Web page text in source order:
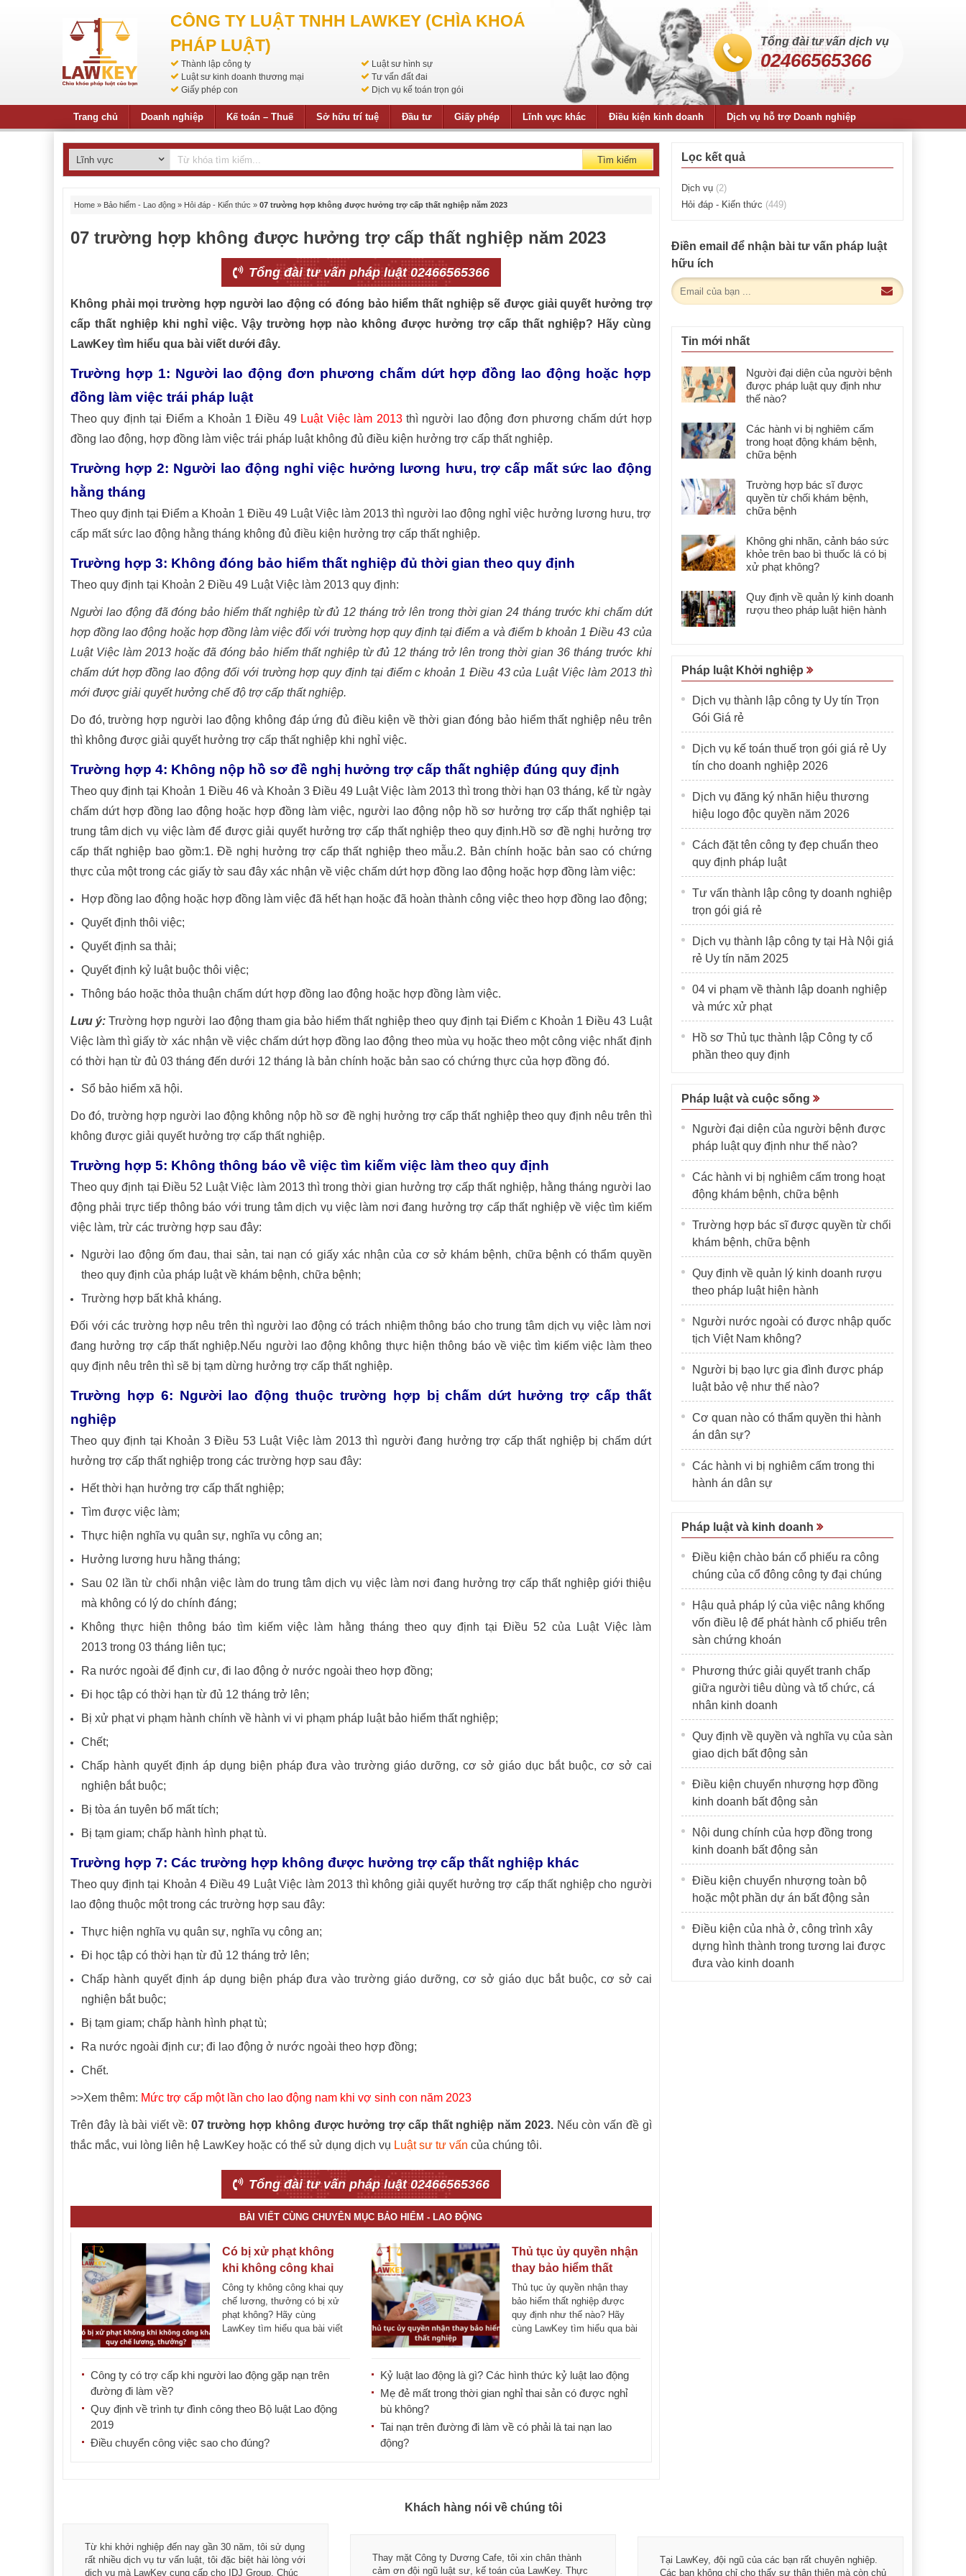
CÔNG TY LUẬT TNHH LAWKEY (CHÌA KHOÁ
PHÁP LUẬT)
Thành lập công ty
Luật sư hình sự
Luật sư kinh doanh thương mại
Tư vấn đất đai
Giấy phép con
Dịch vụ kế toán trọn gói
Tổng đài tư vấn dịch vụ
02466565366
Trang chủ Doanh nghiệp Kế toán – Thuế Sở hữu trí tuệ Đầu tư Giấy phép Lĩnh vực khác Điều kiện kinh doanh Dịch vụ hỗ trợ Doanh nghiệp
Tìm kiếm
Home » Bảo hiểm - Lao động » Hỏi đáp - Kiến thức » 07 trường hợp không được hưởng trợ cấp thất nghiệp năm 2023
07 trường hợp không được hưởng trợ cấp thất nghiệp năm 2023
Tổng đài tư vấn pháp luật 02466565366
Không phải mọi trường hợp người lao động có đóng bảo hiểm thất nghiệp sẽ được giải quyết hưởng trợ
cấp thất nghiệp khi nghỉ việc. Vậy trường hợp nào không được hưởng trợ cấp thất nghiệp? Hãy cùng
LawKey tìm hiểu qua bài viết dưới đây.
Trường hợp 1: Người lao động đơn phương chấm dứt hợp đồng lao động hoặc hợp
đồng làm việc trái pháp luật
Theo quy định tại Điểm a Khoản 1 Điều 49 Luật Việc làm 2013thì người lao động đơn phương chấm dứt hợp
đồng lao động, hợp đồng làm việc trái pháp luật không đủ điều kiện hưởng trợ cấp thất nghiệp.
Trường hợp 2: Người lao động nghỉ việc hưởng lương hưu, trợ cấp mất sức lao động
hằng tháng
Theo quy định tại Điểm a Khoản 1 Điều 49 Luật Việc làm 2013 thì người lao động nghỉ việc hưởng lương hưu, trợ
cấp mất sức lao động hằng tháng không đủ điều kiện hưởng trợ cấp thất nghiệp.
Trường hợp 3: Không đóng bảo hiểm thất nghiệp đủ thời gian theo quy định
Theo quy định tại Khoản 2 Điều 49 Luật Việc làm 2013 quy định:
Người lao động đã đóng bảo hiểm thất nghiệp từ đủ 12 tháng trở lên trong thời gian 24 tháng trước khi chấm dứt
hợp đồng lao động hoặc hợp đồng làm việc đối với trường hợp quy định tại điểm a và điểm b khoản 1 Điều 43 của
Luật Việc làm 2013 hoặc đã đóng bảo hiểm thất nghiệp từ đủ 12 tháng trở lên trong thời gian 36 tháng trước khi
chấm dứt hợp đồng lao động đối với trường hợp quy định tại điểm c khoản 1 Điều 43 của Luật Việc làm 2013 thì
mới được giải quyết hưởng chế độ trợ cấp thất nghiệp.
Do đó, trường hợp người lao động không đáp ứng đủ điều kiện về thời gian đóng bảo hiểm thất nghiệp nêu trên
thì không được giải quyết hưởng trợ cấp thất nghiệp khi nghỉ việc.
Trường hợp 4: Không nộp hồ sơ đề nghị hưởng trợ cấp thất nghiệp đúng quy định
Theo quy định tại Khoản 1 Điều 46 và Khoản 3 Điều 49 Luật Việc làm 2013 thì trong thời hạn 03 tháng, kể từ ngày
chấm dứt hợp đồng lao động hoặc hợp đồng làm việc, người lao động nộp hồ sơ hưởng trợ cấp thất nghiệp tại
trung tâm dịch vụ việc làm để được giải quyết hưởng trợ cấp thất nghiệp theo quy định.Hồ sơ đề nghị hưởng trợ
cấp thất nghiệp bao gồm:1. Đề nghị hưởng trợ cấp thất nghiệp theo mẫu.2. Bản chính hoặc bản sao có chứng
thực của một trong các giấy tờ sau đây xác nhận về việc chấm dứt hợp đồng lao động hoặc hợp đồng làm việc:
Hợp đồng lao động hoặc hợp đồng làm việc đã hết hạn hoặc đã hoàn thành công việc theo hợp đồng lao động;
Quyết định thôi việc;
Quyết định sa thải;
Quyết định kỷ luật buộc thôi việc;
Thông báo hoặc thỏa thuận chấm dứt hợp đồng lao động hoặc hợp đồng làm việc.
Lưu ý: Trường hợp người lao động tham gia bảo hiểm thất nghiệp theo quy định tại Điểm c Khoản 1 Điều 43 Luật
Việc làm thì giấy tờ xác nhận về việc chấm dứt hợp đồng lao động theo mùa vụ hoặc theo một công việc nhất định
có thời hạn từ đủ 03 tháng đến dưới 12 tháng là bản chính hoặc bản sao có chứng thực của hợp đồng đó.
Sổ bảo hiểm xã hội.
Do đó, trường hợp người lao động không nộp hồ sơ đề nghị hưởng trợ cấp thất nghiệp theo quy định nêu trên thì
không được giải quyết hưởng trợ cấp thất nghiệp.
Trường hợp 5: Không thông báo về việc tìm kiếm việc làm theo quy định
Theo quy định tại Điều 52 Luật Việc làm 2013 thì trong thời gian hưởng trợ cấp thất nghiệp, hằng tháng người lao
động phải trực tiếp thông báo với trung tâm dịch vụ việc làm nơi đang hưởng trợ cấp thất nghiệp về việc tìm kiếm
việc làm, trừ các trường hợp sau đây:
Người lao động ốm đau, thai sản, tai nạn có giấy xác nhận của cơ sở khám bệnh, chữa bệnh có thẩm quyền
theo quy định của pháp luật về khám bệnh, chữa bệnh;
Trường hợp bất khả kháng.
Đối với các trường hợp nêu trên thì người lao động có trách nhiệm thông báo cho trung tâm dịch vụ việc làm nơi
đang hưởng trợ cấp thất nghiệp.Nếu người lao động không thực hiện thông báo về việc tìm kiếm việc làm theo
quy định nêu trên thì sẽ bị tạm dừng hưởng trợ cấp thất nghiệp.
Trường hợp 6: Người lao động thuộc trường hợp bị chấm dứt hưởng trợ cấp thất
nghiệp
Theo quy định tại Khoản 3 Điều 53 Luật Việc làm 2013 thì người đang hưởng trợ cấp thất nghiệp bị chấm dứt
hưởng trợ cấp thất nghiệp trong các trường hợp sau đây:
Hết thời hạn hưởng trợ cấp thất nghiệp;
Tìm được việc làm;
Thực hiện nghĩa vụ quân sự, nghĩa vụ công an;
Hưởng lương hưu hằng tháng;
Sau 02 lần từ chối nhận việc làm do trung tâm dịch vụ việc làm nơi đang hưởng trợ cấp thất nghiệp giới thiệu
mà không có lý do chính đáng;
Không thực hiện thông báo tìm kiếm việc làm hằng tháng theo quy định tại Điều 52 của Luật Việc làm
2013 trong 03 tháng liên tục;
Ra nước ngoài để định cư, đi lao động ở nước ngoài theo hợp đồng;
Đi học tập có thời hạn từ đủ 12 tháng trở lên;
Bị xử phạt vi phạm hành chính về hành vi vi phạm pháp luật bảo hiểm thất nghiệp;
Chết;
Chấp hành quyết định áp dụng biện pháp đưa vào trường giáo dưỡng, cơ sở giáo dục bắt buộc, cơ sở cai
nghiện bắt buộc;
Bị tòa án tuyên bố mất tích;
Bị tạm giam; chấp hành hình phạt tù.
Trường hợp 7: Các trường hợp không được hưởng trợ cấp thất nghiệp khác
Theo quy định tại Khoản 4 Điều 49 Luật Việc làm 2013 thì không giải quyết hưởng trợ cấp thất nghiệp cho người
lao động thuộc một trong các trường hợp sau đây:
Thực hiện nghĩa vụ quân sự, nghĩa vụ công an;
Đi học tập có thời hạn từ đủ 12 tháng trở lên;
Chấp hành quyết định áp dụng biện pháp đưa vào trường giáo dưỡng, cơ sở giáo dục bắt buộc, cơ sở cai
nghiện bắt buộc;
Bị tạm giam; chấp hành hình phạt tù;
Ra nước ngoài định cư; đi lao động ở nước ngoài theo hợp đồng;
Chết.
>>Xem thêm: Mức trợ cấp một lần cho lao động nam khi vợ sinh con năm 2023
Trên đây là bài viết về: 07 trường hợp không được hưởng trợ cấp thất nghiệp năm 2023.Nếu còn vấn đề gì
thắc mắc, vui lòng liên hệ LawKey hoặc có thể sử dụng dịch vụ Luật sư tư vấn của chúng tôi.
Tổng đài tư vấn pháp luật 02466565366
BÀI VIẾT CÙNG CHUYÊN MỤC BẢO HIỂM - LAO ĐỘNG
Có bị xử phạt không
khi không công khai
quy chế lương,
thưởng?
Công ty không công khai quy
chế lương, thưởng có bị xử
phạt không? Hãy cùng
LawKey tìm hiểu qua bài viết
Công ty có trợ cấp khi người lao động gặp nạn trên
đường đi làm về?
Quy định về trình tự đình công theo Bộ luật Lao động
2019
Điều chuyển công việc sao cho đúng?
Thủ tục ủy quyền nhận
thay bảo hiểm thất
nghiệp
Thủ tục ủy quyền nhận thay
bảo hiểm thất nghiệp được
quy định như thế nào? Hãy
cùng LawKey tìm hiểu qua bài
Kỷ luật lao động là gì? Các hình thức kỷ luật lao động
Mẹ đẻ mất trong thời gian nghỉ thai sản có được nghỉ
bù không?
Tai nạn trên đường đi làm về có phải là tai nạn lao
động?
Lọc kết quả
Dịch vụ (2)
Hỏi đáp - Kiến thức (449)
Điền email để nhận bài tư vấn pháp luật
hữu ích
Tin mới nhất
Người đại diện của người bệnh
được pháp luật quy định như
thế nào?
Các hành vi bị nghiêm cấm
trong hoạt động khám bệnh,
chữa bệnh
Trường hợp bác sĩ được
quyền từ chối khám bệnh,
chữa bệnh
Không ghi nhãn, cảnh báo sức
khỏe trên bao bì thuốc lá có bị
xử phạt không?
Quy định về quản lý kinh doanh
rượu theo pháp luật hiện hành
Pháp luật Khởi nghiệp
Dịch vụ thành lập công ty Uy tín Trọn
Gói Giá rẻ
Dịch vụ kế toán thuế trọn gói giá rẻ Uy
tín cho doanh nghiệp 2026
Dịch vụ đăng ký nhãn hiệu thương
hiệu logo độc quyền năm 2026
Cách đặt tên công ty đẹp chuẩn theo
quy định pháp luật
Tư vấn thành lập công ty doanh nghiệp
trọn gói giá rẻ
Dịch vụ thành lập công ty tại Hà Nội giá
rẻ Uy tín năm 2025
04 vi phạm về thành lập doanh nghiệp
và mức xử phạt
Hồ sơ Thủ tục thành lập Công ty cổ
phần theo quy định
Pháp luật và cuộc sống
Người đại diện của người bệnh được
pháp luật quy định như thế nào?
Các hành vi bị nghiêm cấm trong hoạt
động khám bệnh, chữa bệnh
Trường hợp bác sĩ được quyền từ chối
khám bệnh, chữa bệnh
Quy định về quản lý kinh doanh rượu
theo pháp luật hiện hành
Người nước ngoài có được nhập quốc
tịch Việt Nam không?
Người bị bạo lực gia đình được pháp
luật bảo vệ như thế nào?
Cơ quan nào có thẩm quyền thi hành
án dân sự?
Các hành vi bị nghiêm cấm trong thi
hành án dân sự
Pháp luật và kinh doanh
Điều kiện chào bán cổ phiếu ra công
chúng của cổ đông công ty đại chúng
Hậu quả pháp lý của việc nâng khống
vốn điều lệ để phát hành cổ phiếu trên
sàn chứng khoán
Phương thức giải quyết tranh chấp
giữa người tiêu dùng và tổ chức, cá
nhân kinh doanh
Quy định về quyền và nghĩa vụ của sàn
giao dịch bất động sản
Điều kiện chuyển nhượng hợp đồng
kinh doanh bất động sản
Nội dung chính của hợp đồng trong
kinh doanh bất động sản
Điều kiện chuyển nhượng toàn bộ
hoặc một phần dự án bất động sản
Điều kiện của nhà ở, công trình xây
dựng hình thành trong tương lai được
đưa vào kinh doanh
Khách hàng nói về chúng tôi
Từ khi khởi nghiệp đến nay gần 30 năm, tôi sử dụng
rất nhiều dịch vụ tư vấn luật, tôi đặc biệt hài lòng với
dịch vụ mà LawKey cung cấp cho IDJ Group. Chúc
Thay mặt Công ty Dương Cafe, tôi xin chân thành
cảm ơn đội ngũ luật sư, kế toán của LawKey. Thực
Tại LawKey, đội ngũ của các bạn rất chuyên nghiệp.
Các bạn không chỉ cho thấy sự thân thiện mà còn chủ